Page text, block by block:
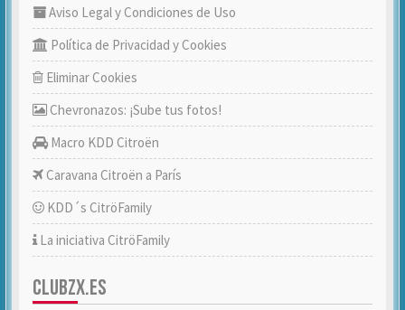
Aviso Legal y Condiciones de Uso
Política de Privacidad y Cookies
Eliminar Cookies
Chevronazos: ¡Sube tus fotos!
Macro KDD Citroën
Caravana Citroën a París
KDD´s CitröFamily
La iniciativa CitröFamily
CLUBZX.ES